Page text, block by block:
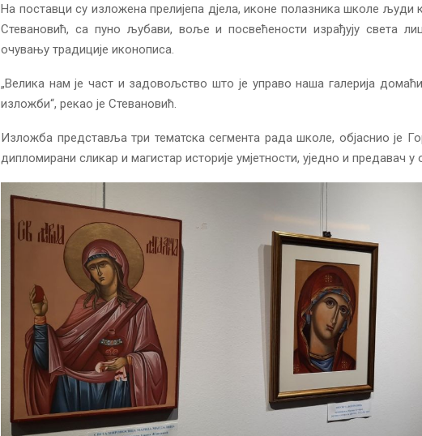
На поставци су изложена прелијепа дјела, иконе полазника школе људи
Стевановић, са пуно љубави, воље и посвећености израђују света
очувању традиције иконописа.
„Велика нам је част и задовољство што је управо наша галерија
изложби“, рекао је Стевановић.
Изложба представља три тематска сегмента рада школе, објаснио је
дипломирани сликар и магистар историје умјетности, уједно и предавач у